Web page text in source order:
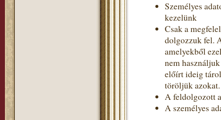
Személyes
kezelünk
Csak a
dolgozzuk fel.
amelyekből
nem
előírt ideig
töröljük azokat.
A feldolgozott
A személyes